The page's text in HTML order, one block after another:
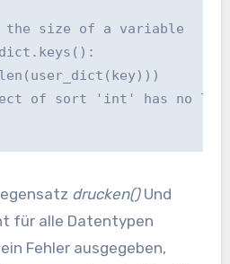
size of a variable
of sort 'int' has no
drucken()Und
für alle Datentypen
Fehler ausgegeben,